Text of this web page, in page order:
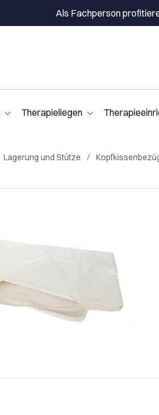
Als Fachperson
Therapieliegen
Lagerung und Stütze